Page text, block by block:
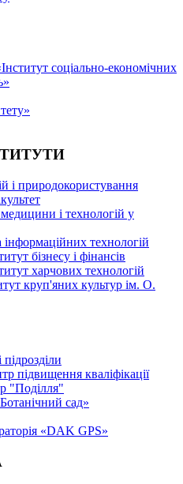
соціально-економічних
і природокористування
і технологій у
технологій
бізнесу і фінансів
харчових технологій
круп'яних культур ім. О.
підвищення кваліфікації
"Поділля"
сад»
«DAK GPS»